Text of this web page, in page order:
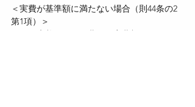
＜実費が基準額に満たない場合（則44条の2
第1項）＞
・現に療養に要した費用の実費額が200円